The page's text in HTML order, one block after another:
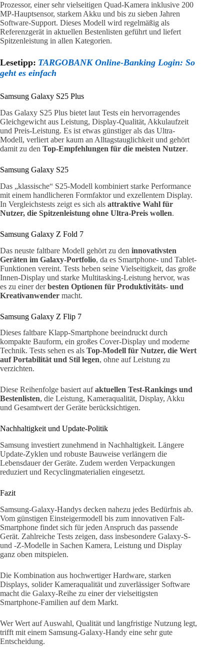
Prozessor, einer sehr vielseitigen Quad-Kamera inklusive 200
MP-Hauptsensor, starkem Akku und bis zu sieben Jahren
Software-Support. Dieses Modell wird regelmäßig als
Referenzgerät in aktuellen Bestenlisten geführt und liefert
Spitzenleistung in allen Kategorien.
Lesetipp: TARGOBANK Online-Banking Login: So
geht es einfach
Samsung Galaxy S25 Plus
Das Galaxy S25 Plus bietet laut Tests ein hervorragendes
Gleichgewicht aus Leistung, Display-Qualität, Akkulaufzeit
und Preis-Leistung. Es ist etwas günstiger als das Ultra-
Modell, verliert aber kaum an Alltagstauglichkeit und gehört
damit zu den Top-Empfehlungen für die meisten Nutzer.
Samsung Galaxy S25
Das „klassische“ S25-Modell kombiniert starke Performance
mit einem handlicheren Formfaktor und exzellentem Display.
In Vergleichstests zeigt es sich als attraktive Wahl für
Nutzer, die Spitzenleistung ohne Ultra-Preis wollen.
Samsung Galaxy Z Fold 7
Das neuste faltbare Modell gehört zu den innovativsten
Geräten im Galaxy-Portfolio, da es Smartphone- und Tablet-
Funktionen vereint. Tests heben seine Vielseitigkeit, das große
Innen-Display und starke Multitasking-Leistung hervor, was
es zu einer derbesten Optionen für Produktivitäts- und
Kreativanwender macht.
Samsung Galaxy Z Flip 7
Dieses faltbare Klapp-Smartphone beeindruckt durch
kompakte Bauform, ein großes Cover-Display und moderne
Technik. Tests sehen es als Top-Modell für Nutzer, die Wert
auf Portabilität und Stil legen, ohne auf Leistung zu
verzichten.
Diese Reihenfolge basiert aufaktuellen Test-Rankings und
Bestenlisten, die Leistung, Kameraqualität, Display, Akku
und Gesamtwert der Geräte berücksichtigen.
Nachhaltigkeit und Update-Politik
Samsung investiert zunehmend in Nachhaltigkeit. Längere
Update-Zyklen und robuste Bauweise verlängern die
Lebensdauer der Geräte. Zudem werden Verpackungen
reduziert und Recyclingmaterialien eingesetzt.
Fazit
Samsung-Galaxy-Handys decken nahezu jedes Bedürfnis ab.
Vom günstigen Einsteigermodell bis zum innovativen Falt-
Smartphone findet sich für jeden Anspruch das passende
Gerät. Zahlreiche Tests zeigen, dass insbesondere Galaxy-S-
und -Z-Modelle in Sachen Kamera, Leistung und Display
ganz oben mitspielen.
Die Kombination aus hochwertiger Hardware, starken
Displays, solider Kameraqualität und zuverlässiger Software
macht die Galaxy-Reihe zu einer der vielseitigsten
Smartphone-Familien auf dem Markt.
Wer Wert auf Auswahl, Qualität und langfristige Nutzung legt,
trifft mit einem Samsung-Galaxy-Handy eine sehr gute
Entscheidung.